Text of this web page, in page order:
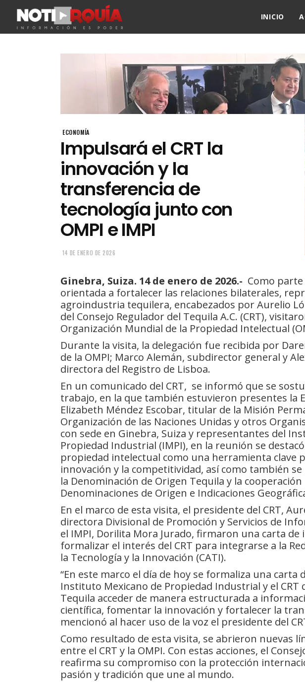
INICIO
ECONOMÍA
Impulsará el CRT la
innovación y la
transferencia de
tecnología junto con
OMPI e IMPI
14 DE ENERO DE 2026
Ginebra, Suiza. 14 de enero de 2026.- Como
orientada a fortalecer las relaciones bilaterales,
agroindustria tequilera, encabezados por Aurelio
del Consejo Regulador del Tequila A.C. (CRT),
Organización Mundial de la Propiedad Intelectual
Durante la visita, la delegación fue recibida por
de la OMPI; Marco Alemán, subdirector general y
directora del Registro de Lisboa.
En un comunicado del CRT, se informó que se
trabajo, en la que también estuvieron presentes la
Elizabeth Méndez Escobar, titular de la Misión
Organización de las Naciones Unidas y otros
con sede en Ginebra, Suiza y representantes del
Propiedad Industrial (IMPI), en la reunión se
propiedad intelectual como una herramienta clave
innovación y la competitividad, así como también
la Denominación de Origen Tequila y la
Denominaciones de Origen e Indicaciones
En el marco de esta visita, el presidente del CRT,
directora Divisional de Promoción y Servicios de
el IMPI, Dorilita Mora Jurado, firmaron una carta de
formalizar el interés del CRT para integrarse a la
la Tecnología y la Innovación (CATI).
“En este marco el día de hoy se formaliza una carta
Instituto Mexicano de Propiedad Industrial y el
Tequila acceder de manera estructurada a
científica, fomentar la innovación y fortalecer la
mencionó al hacer uso de la voz el presidente del
Como resultado de esta visita, se abrieron nuevas
entre el CRT y la OMPI. Con estas acciones, el
reafirma su compromiso con la protección
pasión y tradición que une al mundo.